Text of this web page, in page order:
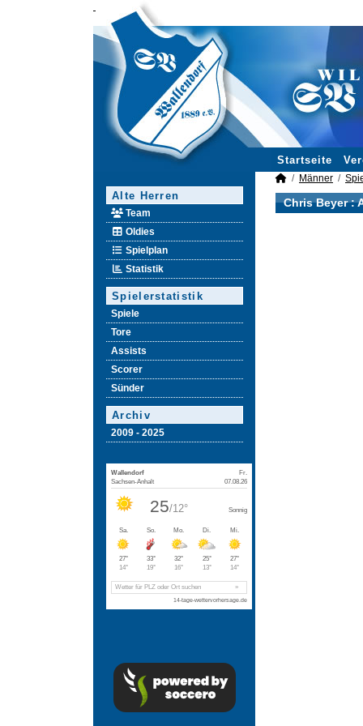
Startseite
Alte Herren
Team
Oldies
Spielplan
Statistik
Spielerstatistik
Spiele
Tore
Assists
Scorer
Sünder
Archiv
2009 - 2025
Männer
Chris Beyer :